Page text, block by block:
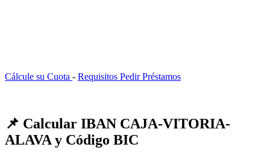
Cálcule su Cuota - Requisitos Pedir Préstamos
📌 Calcular IBAN CAJA-VITORIA-
ALAVA y Código BIC